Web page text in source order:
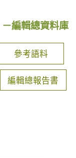
－編輯總資料庫
參考語料
編輯總報告書